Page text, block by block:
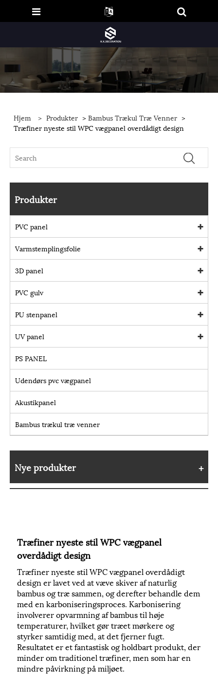
Hjem > Produkter >Bambus Trækul Træ Venner >
Træfiner nyeste stil WPC vægpanel overdådigt design
Produkter
PVC panel
Varmstemplingsfolie
3D panel
PVC gulv
PU stenpanel
UV panel
PS PANEL
Udendørs pvc vægpanel
Akustikpanel
Bambus trækul træ venner
Nye produkter
Træfiner nyeste stil WPC vægpanel
overdådigt design
Træfiner nyeste stil WPC vægpanel overdådigt
design er lavet ved at væve skiver af naturlig
bambus og træ sammen, og derefter behandle dem
med en karboniseringsproces. Karbonisering
involverer opvarmning af bambus til høje
temperaturer, hvilket gør træet mørkere og
styrker samtidig med, at det fjerner fugt.
Resultatet er et fantastisk og holdbart produkt, der
minder om traditionel træfiner, men som har en
mindre påvirkning på miljøet.